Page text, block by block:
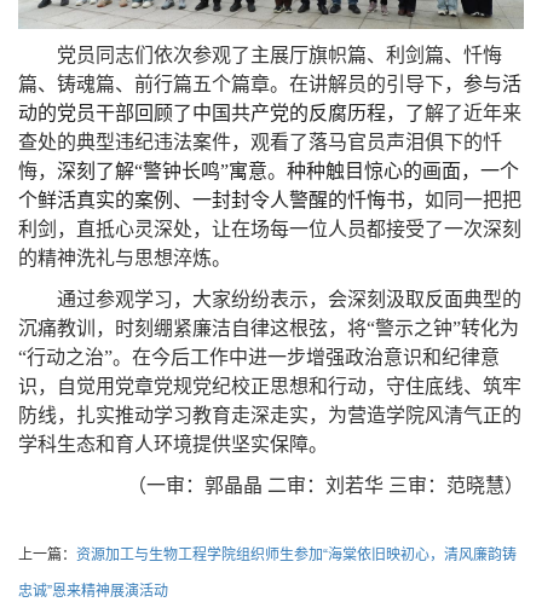
党员同志们依次参观了主展厅旗帜篇、利剑篇、忏悔
篇、铸魂篇、前行篇五个篇章。在讲解员的引导下， 参与活
动的党员干部回顾了中国共产党的反腐历程，了解了近年来
查处的典型违纪违法案件，观看了落马官员声泪俱下的忏
悔， 深刻了解“警钟长鸣”寓意。 种种触目惊心的画面，一个
个鲜活真实的案例、一封封令人警醒的忏悔书， 如同一把把
利剑，直抵心灵深处，让在场每一位人员都接受了一次深刻
的精神洗礼与思想淬炼。
通过参观学习，大家纷纷表示，会深刻汲取反面典型的
沉痛教训，时刻绷紧廉洁自律这根弦，将“警示之钟”转化为
“行动之治”。在今后工作中进一步增强政治意识和纪律意
识，自觉用党章党规党纪校正思想和行动，守住底线、筑牢
防线，扎实推动学习教育走深走实，为营造学院风清气正的
学科生态和育人环境提供坚实保障。
（一审：郭晶晶 二审：刘若华 三审：范晓慧）
上一篇： 资源加工与生物工程学院组织师生参加“海棠依旧映初心，清风廉韵铸
忠诚”恩来精神展演活动